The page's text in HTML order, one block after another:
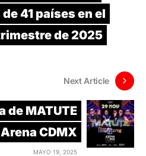
41 países en el
de 2025
Next Article
de MATUTE
Arena CDMX
MAYO 19, 2025